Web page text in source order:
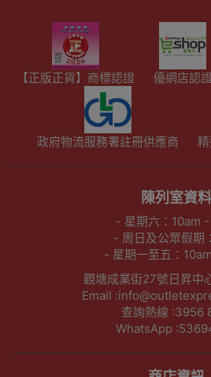
【正版正貨】商標認證 優網店認證
政府物流服務署註冊供應商
陳列室資料
- 星期六：10am
- 周日及公眾假期
- 星期一至五：
觀塘成業街27號日昇中
Email
查詢熱線 :3956
WhatsApp